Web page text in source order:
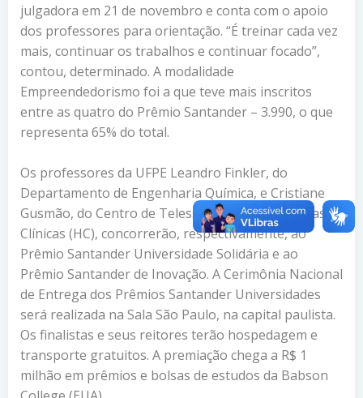
julgadora em 21 de novembro e conta com o apoio
dos professores para orientação. “É treinar cada vez
mais, continuar os trabalhos e continuar focado”,
contou, determinado. A modalidade
Empreendedorismo foi a que teve mais inscritos
entre as quatro do Prêmio Santander – 3.990, o que
representa 65% do total.
Os professores da UFPE Leandro Finkler, do
Departamento de Engenharia Química, e Cristiane
Gusmão, do Centro de Telessaúde do Hospital das
Clínicas (HC), concorrerão, respectivamente, ao
Prêmio Santander Universidade Solidária e ao
Prêmio Santander de Inovação. A Cerimônia Nacional
de Entrega dos Prêmios Santander Universidades
será realizada na Sala São Paulo, na capital paulista.
Os finalistas e seus reitores terão hospedagem e
transporte gratuitos. A premiação chega a R$ 1
milhão em prêmios e bolsas de estudos da Babson